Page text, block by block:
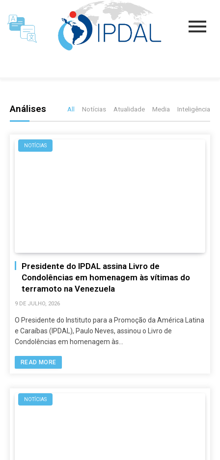
Análises All Notícias Atualidade Media Inteligência
NOTÍCIAS
Presidente do IPDAL assina Livro de
Condolências em homenagem às vítimas do
terramoto na Venezuela
9 DE JULHO, 2026
O Presidente do Instituto para a Promoção da América Latina
e Caraíbas (IPDAL), Paulo Neves, assinou o Livro de
Condolências em homenagem às…
READ MORE
NOTÍCIAS